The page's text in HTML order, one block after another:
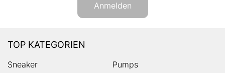
Anmelden
TOP KATEGORIEN
Sneaker
Pumps